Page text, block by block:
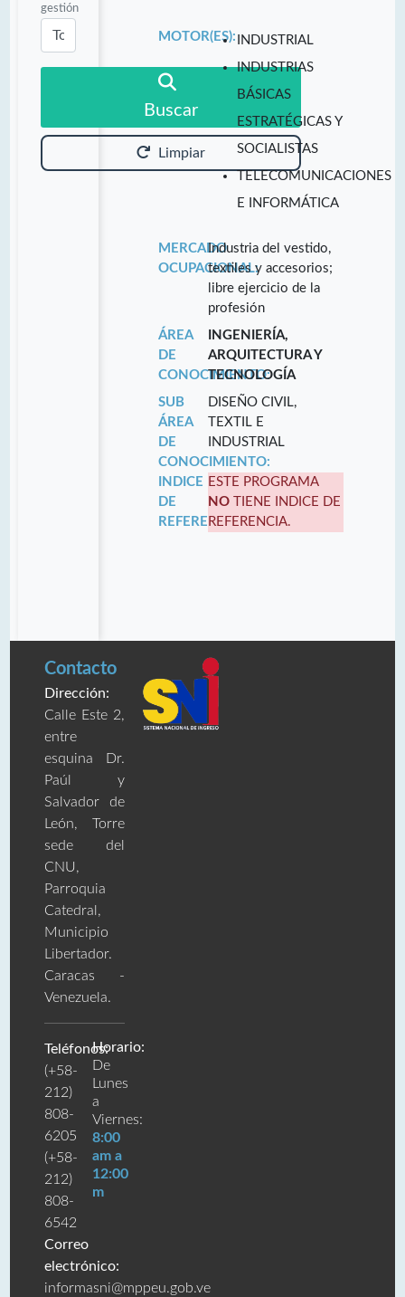
gestión
Buscar
Limpiar
MOTOR(ES): INDUSTRIAL
INDUSTRIAS
BÁSICAS
ESTRATÉGICAS Y
SOCIALISTAS
TELECOMUNICACIONES
E INFORMÁTICA
MERCADO
OCUPACIONAL:
Industria del vestido,
textiles y accesorios;
libre ejercicio de la
profesión
ÁREA
DE
CONOCIMIENTO:
INGENIERÍA,
ARQUITECTURA Y
TECNOLOGÍA
SUB
ÁREA
DE
CONOCIMIENTO:
DISEÑO CIVIL,
TEXTIL E
INDUSTRIAL
INDICE
DE
REFERENCIA:
ESTE PROGRAMA
NO TIENE INDICE DE
REFERENCIA.
Contacto
Dirección:
Calle Este 2,
entre
esquina Dr.
Paúl y
Salvador de
León, Torre
sede del
CNU,
Parroquia
Catedral,
Municipio
Libertador.
Caracas -
Venezuela.
Teléfonos:
(+58-
212)
808-
6205
(+58-
212)
808-
6542
Correo
electrónico:
informasni@mppeu.gob.ve
Horario:
De
Lunes
a
Viernes:
8:00
am a
12:00
m